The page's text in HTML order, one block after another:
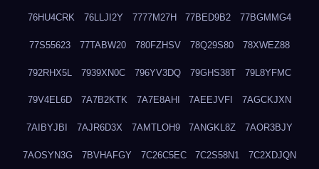
76HU4CRK 76LLJI2Y 7777M27H 77BED9B2 77BGMMG4
77S55623 77TABW20 780FZHSV 78Q29S80 78XWEZ88
792RHX5L 7939XN0C 796YV3DQ 79GHS38T 79L8YFMC
79V4EL6D 7A7B2KTK 7A7E8AHI 7AEEJVFI 7AGCKJXN
7AIBYJBI 7AJR6D3X 7AMTLOH9 7ANGKL8Z 7AOR3BJY
7AOSYN3G 7BVHAFGY 7C26C5EC 7C2S58N1 7C2XDJQN